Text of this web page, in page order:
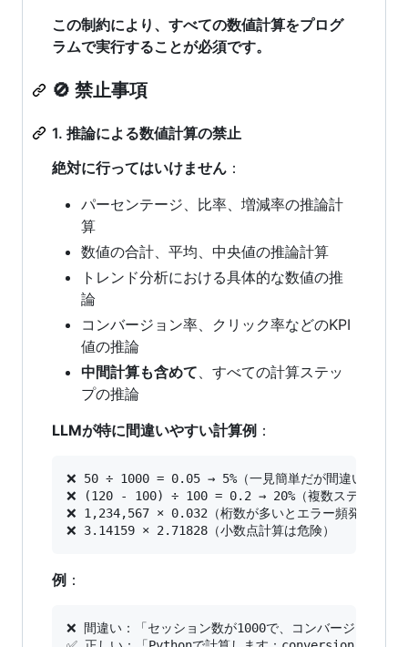
この制約により、すべての数値計算をプログ
ラムで実行することが必須です。
🚫 禁止事項
1. 推論による数値計算の禁止
絶対に行ってはいけません ：
パーセンテージ、比率、増減率の推論計
算
数値の合計、平均、中央値の推論計算
トレンド分析における具体的な数値の推
論
コンバージョン率、クリック率などのKPI
値の推論
中間計算も含めて 、すべての計算ステッ
プの推論
LLMが特に間違いやすい計算例 ：
❌ 50 ÷ 1000 = 0.05 → 5%（一見簡単だが間違いやすい
❌ (120 - 100) ÷ 100 = 0.2 → 20%（複数ステップでエ
❌ 1,234,567 × 0.032（桁数が多いとエラー頻発）
例 ：
❌ 間違い：「セッション数が1000で、コンバージョンが